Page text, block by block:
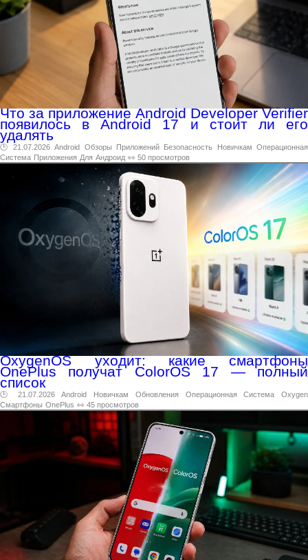
Что за приложение Android Developer Verifier
появилось в Android 17 и стоит ли его
удалять
🕑 21.07.2026 Android Обзоры Приложений Безопасность Новичкам Операционная
Система Приложения Для Андроид 👀 50 просмотров
OxygenOS уходит: какие смартфоны
OnePlus получат ColorOS 17 — полный
список
🕑 21.07.2026 Android Новичкам Обновления Операционная Система
Oxygen
Смартфоны OnePlus 👀 45 просмотров